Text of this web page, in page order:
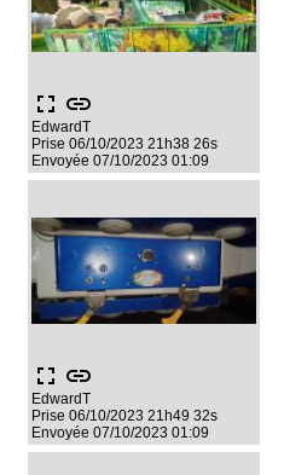
fullscreen link
EdwardT
Prise 06/10/2023 21h38 26s
Envoyée 07/10/2023 01:09
fullscreen link
EdwardT
Prise 06/10/2023 21h49 32s
Envoyée 07/10/2023 01:09